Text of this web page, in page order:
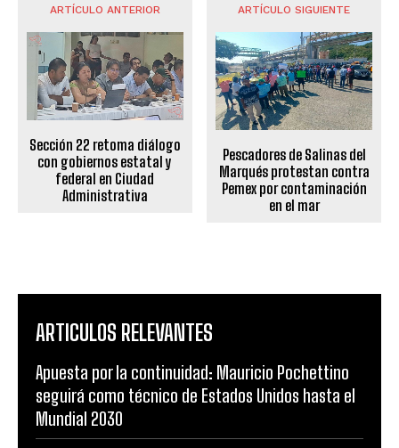
ARTÍCULO ANTERIOR
Sección 22 retoma diálogo
con gobiernos estatal y
federal en Ciudad
Administrativa
ARTÍCULO SIGUIENTE
Pescadores de Salinas del
Marqués protestan contra
Pemex por contaminación
en el mar
ARTICULOS RELEVANTES
Apuesta por la continuidad: Mauricio Pochettino
seguirá como técnico de Estados Unidos hasta el
Mundial 2030